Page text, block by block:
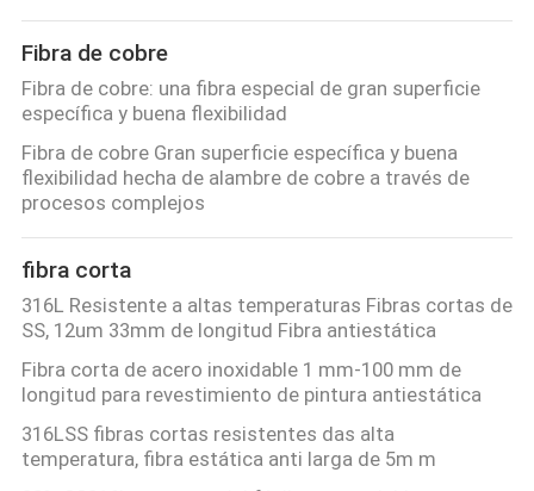
Fibra de cobre
Fibra de cobre: una fibra especial de gran superficie
específica y buena flexibilidad
Fibra de cobre Gran superficie específica y buena
flexibilidad hecha de alambre de cobre a través de
procesos complejos
fibra corta
316L Resistente a altas temperaturas Fibras cortas de
SS, 12um 33mm de longitud Fibra antiestática
Fibra corta de acero inoxidable 1 mm-100 mm de
longitud para revestimiento de pintura antiestática
316LSS fibras cortas resistentes das alta
temperatura, fibra estática anti larga de 5m m